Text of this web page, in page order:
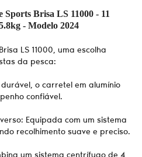
Brisa LS 11000 - 11
- Modelo 2024
LS 11000, uma escolha
da pesca:
o carretel em alumínio
confiável.
Equipada com um sistema
recolhimento suave e preciso.
um sistema centrífugo de 4